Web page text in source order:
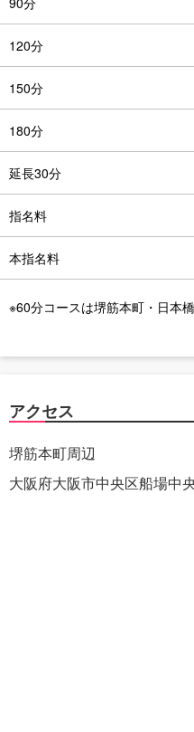
120分
150分
180分
延長30分
指名料
本指名料
※60分コースは堺筋本町・日本
アクセス
堺筋本町周辺
大阪府大阪市中央区船場中